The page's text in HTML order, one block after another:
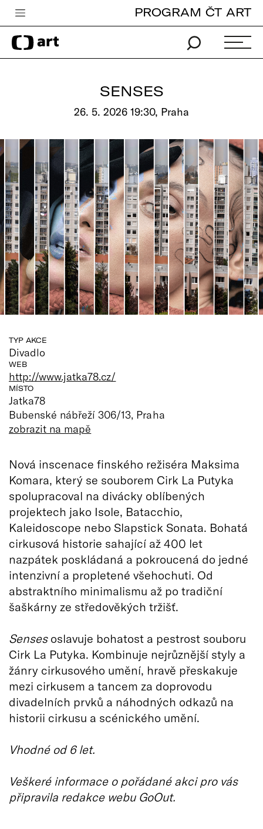
Česká televize
Zpravodajství
Pro děti
edu
Vše o ČT
PROGRAM ČT ART
SENSES
26. 5. 2026 19:30, Praha
TYP AKCE
Divadlo
WEB
http://www.jatka78.cz/
MÍSTO
Jatka78
Bubenské nábřeží 306/13, Praha
zobrazit na mapě
Nová inscenace finského režiséra Maksima
Komara, který se souborem Cirk La Putyka
spolupracoval na divácky oblíbených
projektech jako Isole, Batacchio,
Kaleidoscope nebo Slapstick Sonata. Bohatá
cirkusová historie sahající až 400 let
nazpátek poskládaná a pokroucená do jedné
intenzivní a propletené všehochuti. Od
abstraktního minimalismu až po tradiční
šaškárny ze středověkých tržišť.
Sensesoslavuje bohatost a pestrost souboru
Cirk La Putyka. Kombinuje nejrůznější styly a
žánry cirkusového umění, hravě přeskakuje
mezi cirkusem a tancem za doprovodu
divadelních prvků a náhodných odkazů na
historii cirkusu a scénického umění.
Vhodné od 6 let.
Veškeré informace o pořádané akci pro vás
připravila redakce webu GoOut.